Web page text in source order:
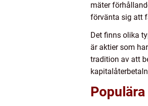
mäter
förvänta sig att
Det finns olika
är aktier som
tradition av att